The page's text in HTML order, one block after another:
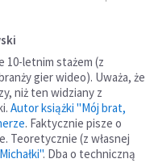
10-letnim stażem (z
gier wideo). Uważa, że
niż ten widziany z
Autor książki "Mój brat,
. Faktycznie pisze o
Teoretycznie (z własnej
. Dba o techniczną